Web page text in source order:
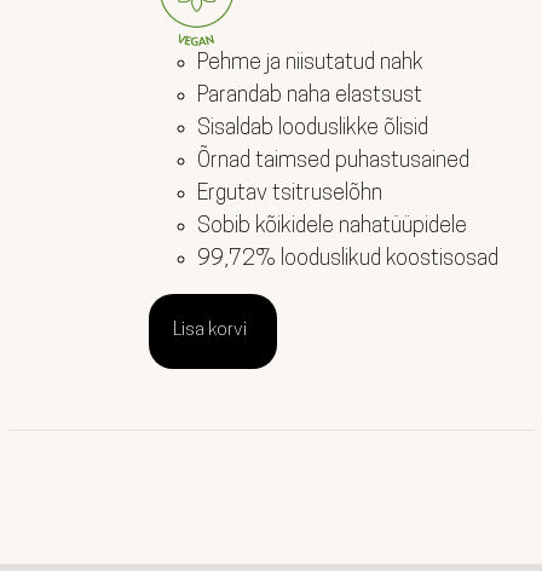
Pehme ja niisutatud nahk
Parandab naha elastsust
Sisaldab looduslikke õlisid
Õrnad taimsed puhastusained
Ergutav tsitruselõhn
Sobib kõikidele nahatüüpidele
99,72% looduslikud koostisosad
Lisa korvi